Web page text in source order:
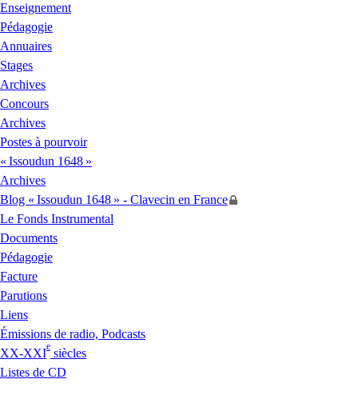
Enseignement
Pédagogie
Annuaires
Stages
Archives
Concours
Archives
Postes à pourvoir
« Issoudun 1648 »
Archives
Blog « Issoudun 1648 » - Clavecin en France
Le Fonds Instrumental
Documents
Pédagogie
Facture
Parutions
Liens
Émissions de radio, Podcasts
XX-XXI
e
siècles
Listes de CD